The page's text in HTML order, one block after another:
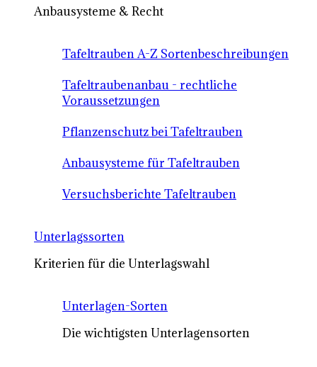
Anbausysteme & Recht
Tafeltrauben A-Z Sortenbeschreibungen
Tafeltraubenanbau - rechtliche
Voraussetzungen
Pflanzenschutz bei Tafeltrauben
Anbausysteme für Tafeltrauben
Versuchsberichte Tafeltrauben
Unterlagssorten
Kriterien für die Unterlagswahl
Unterlagen-Sorten
Die wichtigsten Unterlagensorten